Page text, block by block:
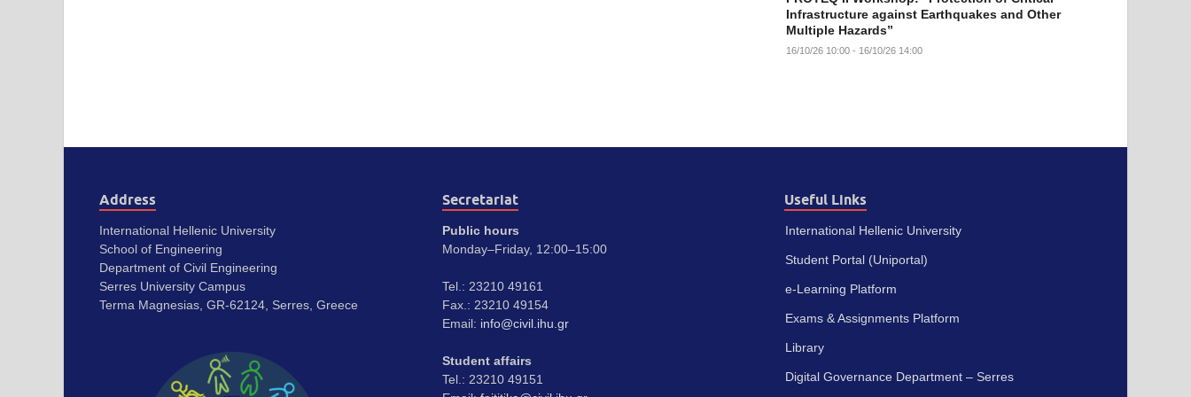
Infrastructure against Earthquakes and Other
Multiple Hazards”
16/10/26 10:00 - 16/10/26 14:00
Address
International Hellenic University
School of Engineering
Department of Civil Engineering
Serres University Campus
Terma Magnesias, GR-62124, Serres, Greece
Secretariat
Public hours
Monday–Friday, 12:00–15:00
Tel.: 23210 49161
Fax.: 23210 49154
Email: info@civil.ihu.gr
Student affairs
Tel.: 23210 49151
Useful Links
International Hellenic University
Student Portal (Uniportal)
e-Learning Platform
Exams & Assignments Platform
Library
Digital Governance Department – Serres